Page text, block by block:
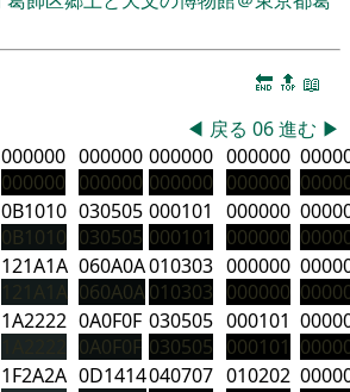
🔚 🔝 📖
◀ 戻る 06進む ▶
000000
000000
000000
000000
000000
000000
000000
000000
0B1010
0B1010
030505
030505
000101
000101
000000
000000
121A1A
121A1A
060A0A
060A0A
010303
010303
000000
000000
1A2222 0A0F0F
0A0F0F
030505
030505
000101
000101
1F2A2A 0D1414040707 010202